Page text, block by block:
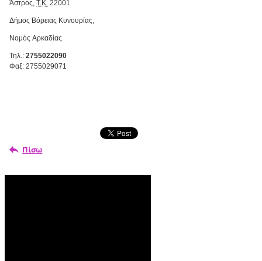
Άστρος,Τ.Κ. 22001
Δήμος Βόρειας Κυνουρίας,
Νομός Αρκαδίας
Τηλ.:2755022090
Φαξ: 2755029071
Πίσω